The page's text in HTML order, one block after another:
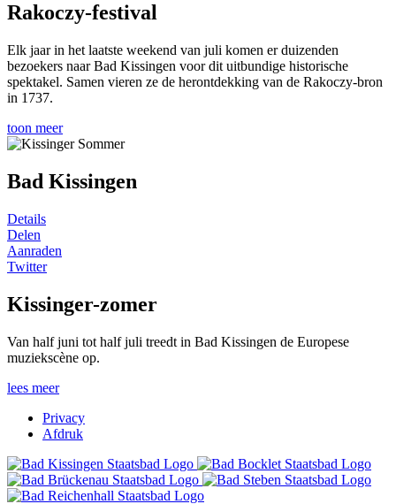
Rakoczy-festival
Elk jaar in het laatste weekend van juli komen er duizenden
bezoekers naar Bad Kissingen voor dit uitbundige historische
spektakel. Samen vieren ze de herontdekking van de Rakoczy-bron
in 1737.
toon meer
Bad Kissingen
Details
Delen
Aanraden
Twitter
Kissinger-zomer
Van half juni tot half juli treedt in Bad Kissingen de Europese
muziekscène op.
lees meer
Privacy
Afdruk